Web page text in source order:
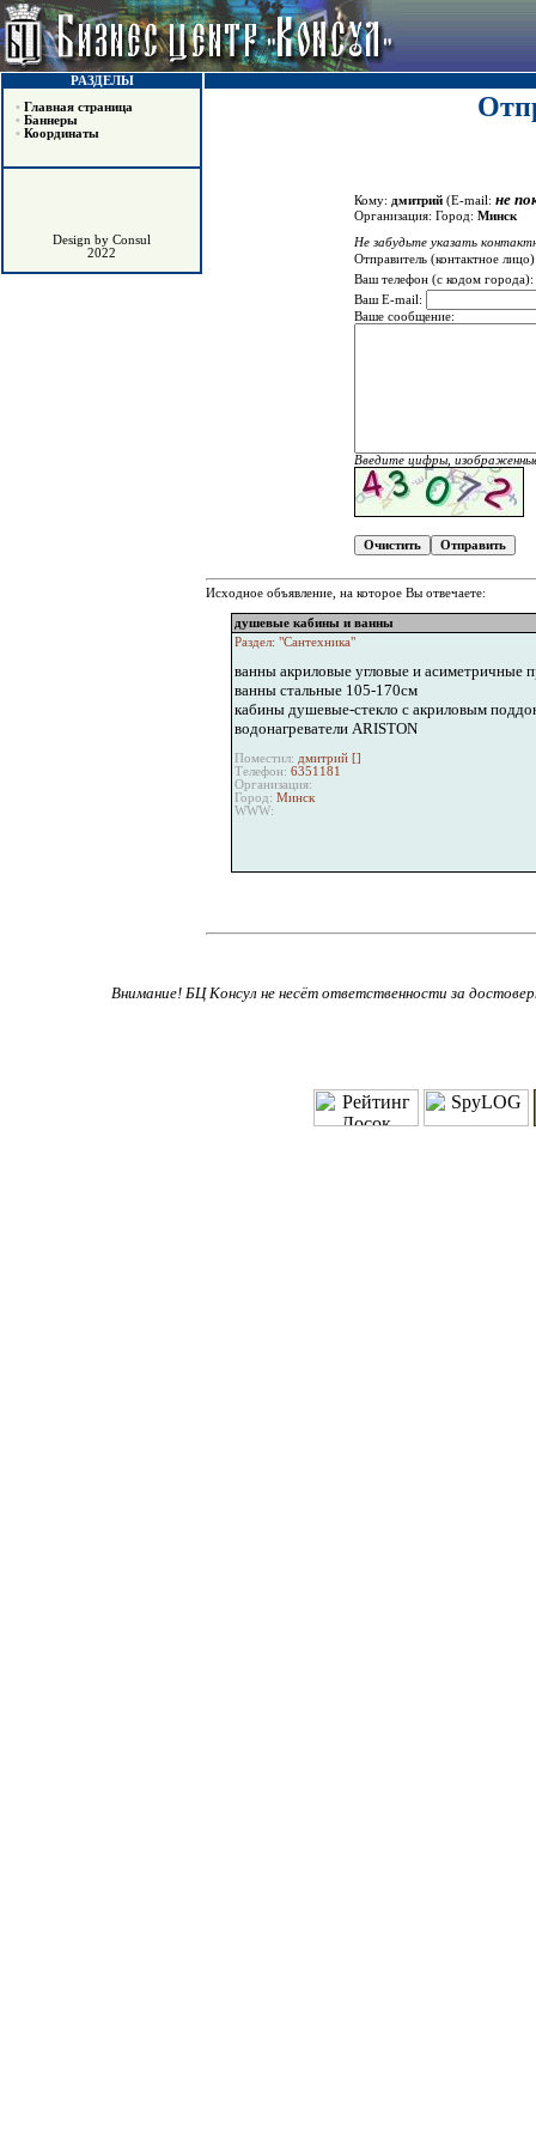
РАЗДЕЛЫ
• Главная страница
• Баннеры
• Координаты
Design by Consul
2022
Кому: дмитрий (E-mail: не
Организация: Город: Минск
Не забудьте указать
Отправитель (контактное
Ваш телефон (с кодом города):
Ваш E-mail:
Ваше сообщение:
Введите цифры,
Исходное объявление, на которое Вы отвечаете:
душевые кабины и ванны
Раздел: "Сантехника"
ванны акриловые угловые и асиметричные
ванны стальные 105-170см
кабины душевые-стекло с акриловым
водонагреватели ARISTON
Поместил: дмитрий []
Телефон: 6351181
Организация:
Город: Минск
WWW:
Внимание! БЦ Консул не несёт ответственности за